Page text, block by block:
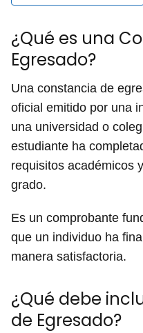
¿Qué es una
Egresado?
Una constancia de
oficial emitido por una
una universidad o
estudiante ha
requisitos académicos
grado.
Es un comprobante
que un individuo ha
manera satisfactoria.
¿Qué debe
de Egresado?